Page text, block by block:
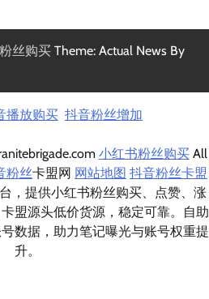
丝购买 Theme: Actual News By
播放购买 抖音粉丝增加
小红书粉丝购买All
粉丝卡盟网 网站地图 抖音粉丝卡盟
，提供小红书粉丝购买、点赞、涨
盟源头低价货源，稳定可靠。自助
数据，助力笔记曝光与账号权重提
升。